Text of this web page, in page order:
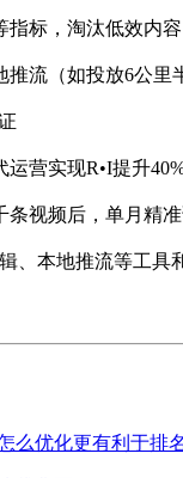
指标，淘汰低效内容
推流（如投放6公里
营实现R•I提升
视频后，单月精
、本地推流等工具